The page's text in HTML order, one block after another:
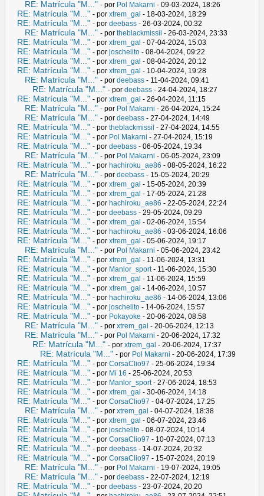
RE: Matrícula "M..." - por Pol Makarni - 09-03-2024, 18:26
RE: Matrícula "M..." - por xtrem_gal - 18-03-2024, 18:29
RE: Matrícula "M..." - por deebass - 26-03-2024, 00:32
RE: Matrícula "M..." - por theblackmissil - 26-03-2024, 23:33
RE: Matrícula "M..." - por xtrem_gal - 07-04-2024, 15:03
RE: Matrícula "M..." - por joschelito - 08-04-2024, 09:22
RE: Matrícula "M..." - por xtrem_gal - 08-04-2024, 20:12
RE: Matrícula "M..." - por xtrem_gal - 10-04-2024, 19:28
RE: Matrícula "M..." - por deebass - 11-04-2024, 09:41
RE: Matrícula "M..." - por deebass - 24-04-2024, 18:27
RE: Matrícula "M..." - por xtrem_gal - 26-04-2024, 11:15
RE: Matrícula "M..." - por Pol Makarni - 26-04-2024, 15:24
RE: Matrícula "M..." - por deebass - 27-04-2024, 14:49
RE: Matrícula "M..." - por theblackmissil - 27-04-2024, 14:55
RE: Matrícula "M..." - por Pol Makarni - 27-04-2024, 15:19
RE: Matrícula "M..." - por deebass - 06-05-2024, 19:34
RE: Matrícula "M..." - por Pol Makarni - 06-05-2024, 23:09
RE: Matrícula "M..." - por hachiroku_ae86 - 08-05-2024, 16:22
RE: Matrícula "M..." - por deebass - 15-05-2024, 20:29
RE: Matrícula "M..." - por xtrem_gal - 15-05-2024, 20:39
RE: Matrícula "M..." - por xtrem_gal - 17-05-2024, 21:28
RE: Matrícula "M..." - por hachiroku_ae86 - 22-05-2024, 22:24
RE: Matrícula "M..." - por deebass - 29-05-2024, 09:29
RE: Matrícula "M..." - por xtrem_gal - 02-06-2024, 15:54
RE: Matrícula "M..." - por hachiroku_ae86 - 03-06-2024, 16:06
RE: Matrícula "M..." - por xtrem_gal - 05-06-2024, 19:17
RE: Matrícula "M..." - por Pol Makarni - 05-06-2024, 23:42
RE: Matrícula "M..." - por xtrem_gal - 11-06-2024, 13:31
RE: Matrícula "M..." - por Manlor_sport- 11-06-2024, 15:30
RE: Matrícula "M..." - por xtrem_gal - 11-06-2024, 15:59
RE: Matrícula "M..." - por xtrem_gal - 14-06-2024, 10:57
RE: Matrícula "M..." - por hachiroku_ae86 - 14-06-2024, 13:06
RE: Matrícula "M..." - por joschelito - 14-06-2024, 15:57
RE: Matrícula "M..." - por Pokayoke - 20-06-2024, 08:58
RE: Matrícula "M..." - por xtrem_gal - 20-06-2024, 12:13
RE: Matrícula "M..." - por Pol Makarni - 20-06-2024, 17:32
RE: Matrícula "M..." - por xtrem_gal - 20-06-2024, 17:37
RE: Matrícula "M..." - por Pol Makarni - 20-06-2024, 17:39
RE: Matrícula "M..." - por CorsaClio97 - 25-06-2024, 19:34
RE: Matrícula "M..." - por Mi 16 - 25-06-2024, 20:53
RE: Matrícula "M..." - por Manlor_sport- 27-06-2024, 18:53
RE: Matrícula "M..." - por xtrem_gal - 30-06-2024, 14:18
RE: Matrícula "M..." - por CorsaClio97 - 04-07-2024, 17:25
RE: Matrícula "M..." - por xtrem_gal - 04-07-2024, 18:38
RE: Matrícula "M..." - por xtrem_gal - 06-07-2024, 23:46
RE: Matrícula "M..." - por joschelito - 08-07-2024, 10:14
RE: Matrícula "M..." - por CorsaClio97 - 10-07-2024, 07:13
RE: Matrícula "M..." - por deebass - 14-07-2024, 20:32
RE: Matrícula "M..." - por CorsaClio97 - 15-07-2024, 20:19
RE: Matrícula "M..." - por Pol Makarni - 19-07-2024, 19:05
RE: Matrícula "M..." - por deebass - 22-07-2024, 12:19
RE: Matrícula "M..." - por deebass - 23-07-2024, 20:20